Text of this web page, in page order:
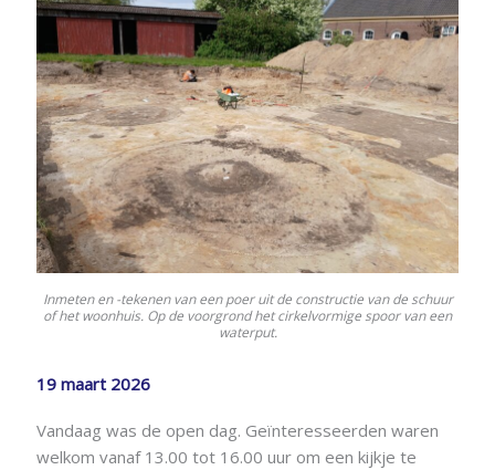
Inmeten en -tekenen van een poer uit de constructie van de schuur
of het woonhuis. Op de voorgrond het cirkelvormige spoor van een
waterput.
19 maart 2026
Vandaag was de open dag. Geïnteresseerden waren
welkom vanaf 13.00 tot 16.00 uur om een kijkje te